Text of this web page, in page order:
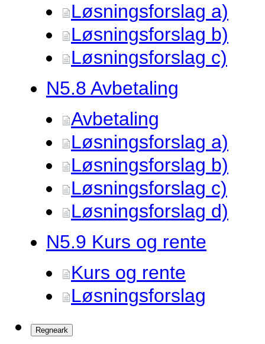
Løsningsforslag a)
Løsningsforslag b)
Løsningsforslag c)
N5.8 Avbetaling
Avbetaling
Løsningsforslag a)
Løsningsforslag b)
Løsningsforslag c)
Løsningsforslag d)
N5.9 Kurs og rente
Kurs og rente
Løsningsforslag
Regneark